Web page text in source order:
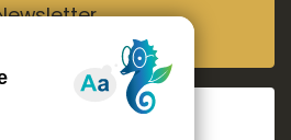
Aix ma ville